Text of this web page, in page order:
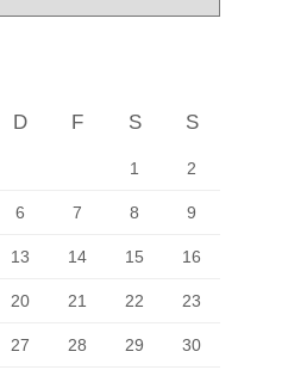
D F S S
1 2
6 7 8 9
13 14 15 16
20 21 22 23
27 28 29 30